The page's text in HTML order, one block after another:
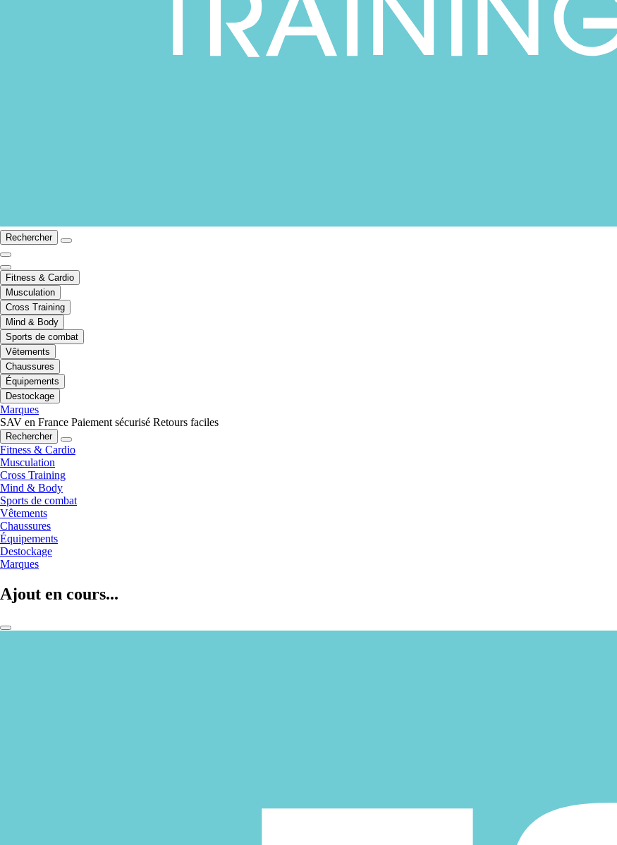
Rechercher
Fitness & Cardio
Musculation
Cross Training
Mind & Body
Sports de combat
Vêtements
Chaussures
Équipements
Destockage
Marques
SAV en France Paiement sécurisé Retours faciles
Rechercher
Fitness & Cardio
Musculation
Cross Training
Mind & Body
Sports de combat
Vêtements
Chaussures
Équipements
Destockage
Marques
Ajout en cours...